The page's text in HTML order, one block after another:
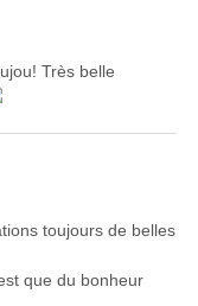
Très belle
toujours de belles
que du bonheur